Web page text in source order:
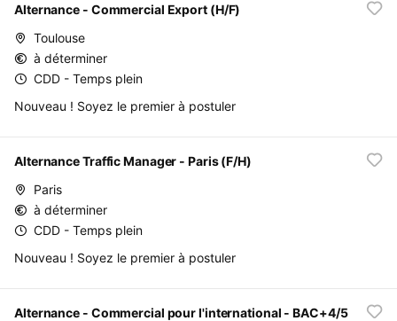
Alternance - Commercial Export (H/F)
Toulouse
à déterminer
CDD - Temps plein
Nouveau ! Soyez le premier à postuler
Alternance Traffic Manager - Paris (F/H)
Paris
à déterminer
CDD - Temps plein
Nouveau ! Soyez le premier à postuler
Alternance - Commercial pour l'international - BAC+4/5